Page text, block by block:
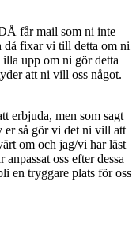
får mail som ni inte
fixar vi till detta om ni
illa upp om ni gör detta
att ni vill oss något.
erbjuda, men som sagt
er så gör vi det ni vill att
om och jag/vi har läst
oss efter dessa
en tryggare plats för oss